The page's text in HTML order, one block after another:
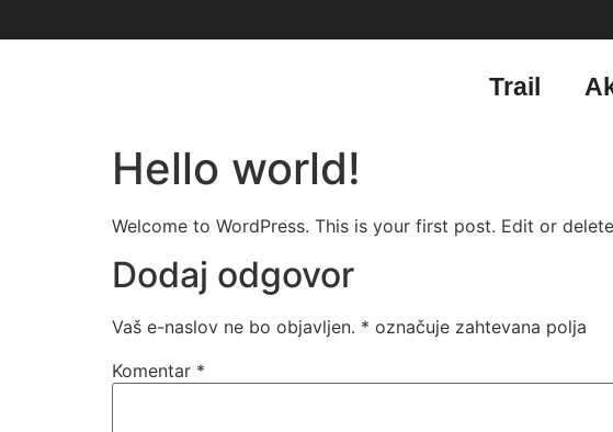
Trail
Hello world!
Welcome to WordPress. This is your first post. Edit or
Dodaj odgovor
Vaš e-naslov ne bo objavljen. * označuje zahtevana polja
Komentar *